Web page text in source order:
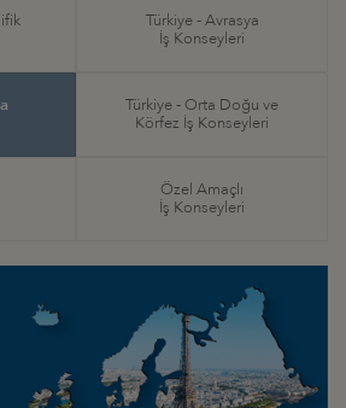
Türkiye - Avrasya
İş Konseyleri
Türkiye - Orta Doğu ve
Körfez İş Konseyleri
Özel Amaçlı
İş Konseyleri